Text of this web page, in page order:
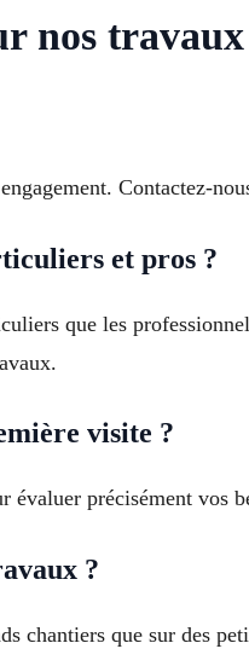
nos
Contactez-
et pros ?
que les
visite ?
précisément vos
?
chantiers que sur des